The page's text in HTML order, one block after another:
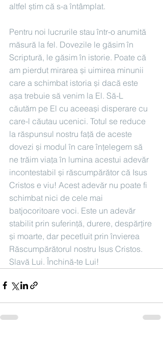
altfel știm că s-a întâmplat.
Pentru noi lucrurile stau într-o anumită
măsură la fel. Dovezile le găsim în
Scriptură, le găsim în istorie. Poate că
am pierdut mirarea și uimirea minunii
care a schimbat istoria și dacă este
așa trebuie să venim la El. Să-L
căutăm pe El cu aceeași disperare cu
care-l căutau ucenici. Totul se reduce
la răspunsul nostru față de aceste
dovezi și modul în care înțelegem să
ne trăim viața în lumina acestui adevăr
incontestabil și răscumpărător că Isus
Cristos e viu! Acest adevăr nu poate fi
schimbat nici de cele mai
batjocoritoare voci. Este un adevăr
stabilit prin suferință, durere, despărțire
și moarte, dar pecetluit prin învierea
Răscumpărătorul nostru Isus Cristos.
Slavă Lui. Închină-te Lui!